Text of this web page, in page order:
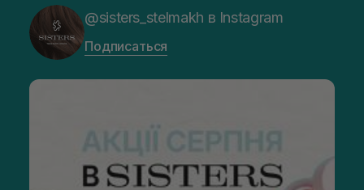
@sisters_stelmakh в Instagram
Подписаться